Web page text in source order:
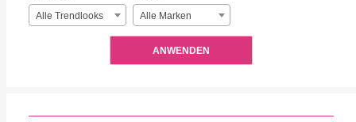
Alle Trendlooks Alle Marken
ANWENDEN